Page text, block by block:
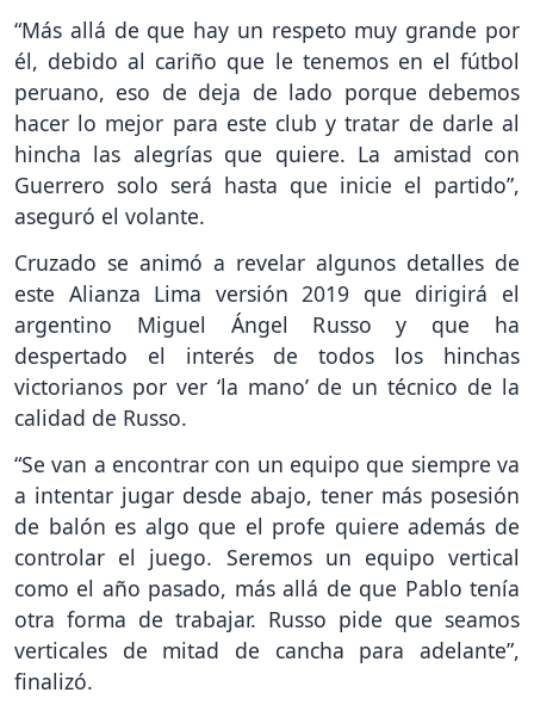
“Más allá de que hay un respeto muy grande por
él, debido al cariño que le tenemos en el fútbol
peruano, eso de deja de lado porque debemos
hacer lo mejor para este club y tratar de darle al
hincha las alegrías que quiere. La amistad con
Guerrero solo será hasta que inicie el partido”,
aseguró el volante.
Cruzado se animó a revelar algunos detalles de
este Alianza Lima versión 2019 que dirigirá el
argentino Miguel Ángel Russo y que ha
despertado el interés de todos los hinchas
victorianos por ver ‘la mano’ de un técnico de la
calidad de Russo.
“Se van a encontrar con un equipo que siempre va
a intentar jugar desde abajo, tener más posesión
de balón es algo que el profe quiere además de
controlar el juego. Seremos un equipo vertical
como el año pasado, más allá de que Pablo tenía
otra forma de trabajar. Russo pide que seamos
verticales de mitad de cancha para adelante”,
finalizó.